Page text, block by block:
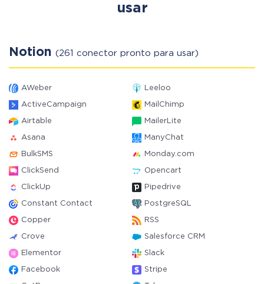
usar
Notion (261 conector pronto para usar)
AWeber Leeloo
ActiveCampaign MailChimp
Airtable MailerLite
Asana ManyChat
BulkSMS Monday.com
ClickSend Opencart
ClickUp Pipedrive
Constant Contact PostgreSQL
Copper RSS
Crove Salesforce CRM
Elementor Slack
Facebook Stripe